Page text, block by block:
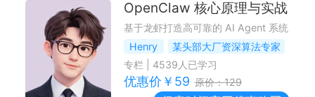
OpenClaw 核心原理与实战
基于龙虾打造高可靠的 AI Agent 系统
Henry
某头部大厂资深算法专家
专栏
4539 人已学习
优惠价￥ 59 原价：129